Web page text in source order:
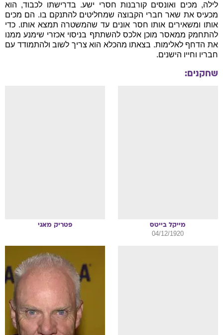
לילה, מכים ואונסים קורבנות חסרי ישע. בדרישתו לכבוד, הוא
מכעיס את שאר חברי הקבוצה שמחליטים להתנקם בו. הם מכים
אותו ומשאירים אותו חסר אונים עד שהמשטרה תמצא אותו. כדי
להתחמק ממאסר מוכן אלכס להשתתף בניסוי אכזרי שימנע ממנו
את הדחף לאלימות. בצאתו מהכלא הוא צריך לשוב ולהתמודד עם
חבריו וחייו הישנים.
שחקנים:
מייקל בייטס
04/12/1920
פטריק מאגי